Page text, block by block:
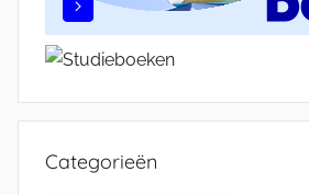
Categorieën